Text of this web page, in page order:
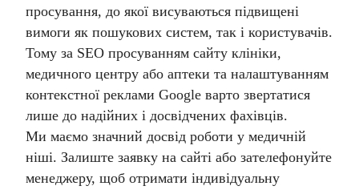
просування, до якої висуваються підвищені
вимоги як пошукових систем, так і користувачів.
Тому за SEO просуванням сайту клініки,
медичного центру або аптеки та налаштуванням
контекстної реклами Google варто звертатися
лише до надійних і досвідчених фахівців.
Ми маємо значний досвід роботи у медичній
ніші. Залиште заявку на сайті або зателефонуйте
менеджеру, щоб отримати індивідуальну